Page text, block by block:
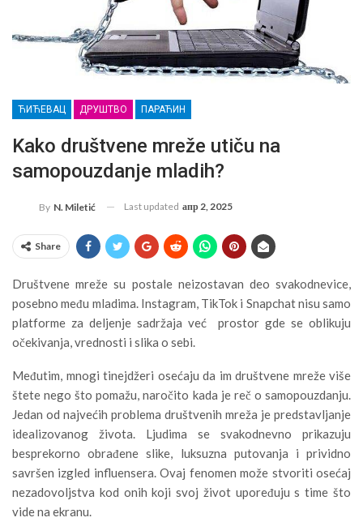
ЋИЋЕВАЦ ДРУШТВО ПАРАЋИН
Kako društvene mreže utiču na
samopouzdanje mladih?
By N. Miletić Last updated апр 2, 2025
Share
Društvene mreže su postale neizostavan deo svakodnevice,
posebno među mladima. Instagram, TikTok i Snapchat nisu samo
platforme za deljenje sadržaja već prostor gde se oblikuju
očekivanja, vrednosti i slika o sebi.
Međutim, mnogi tinejdžeri osećaju da im društvene mreže više
štete nego što pomažu, naročito kada je reč o samopouzdanju.
Jedan od najvećih problema društvenih mreža je predstavljanje
idealizovanog života. Ljudima se svakodnevno prikazuju
besprekorno obrađene slike, luksuzna putovanja i prividno
savršen izgled influensera. Ovaj fenomen može stvoriti osećaj
nezadovoljstva kod onih koji svoj život upoređuju s time što
vide na ekranu.